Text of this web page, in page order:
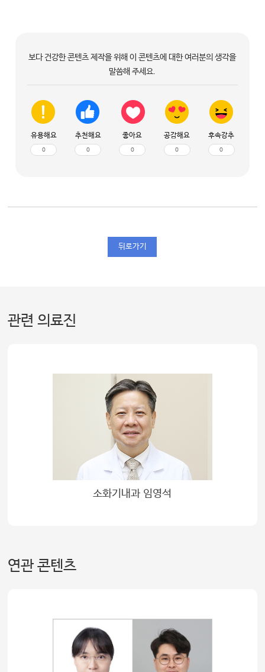
보다 건강한 콘텐츠 제작을 위해 이 콘텐츠에 대한 여러분의 생각을
말씀해 주세요.
유용해요
0
추천해요
0
좋아요
0
공감해요
0
후속강추
0
뒤로가기
관련 의료진
소화기내과 임영석
연관 콘텐츠